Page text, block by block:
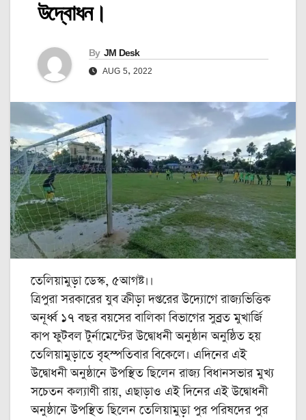
উদ্বোধন।
By JM Desk
AUG 5, 2022
তেলিয়ামুড়া ডেস্ক, ৫আগষ্ট।।
ত্রিপুরা সরকারের যুব ক্রীড়া দপ্তরের উদ্যোগে রাজ্যভিত্তিক
অনূর্ধ্ব ১৭ বছর বয়সের বালিকা বিভাগের সুব্রত মুখার্জি
কাপ ফুটবল টুর্নামেন্টের উদ্বোধনী অনুষ্ঠান অনুষ্ঠিত হয়
তেলিয়ামুড়াতে বৃহস্পতিবার বিকেলে। এদিনের এই
উদ্বোধনী অনুষ্ঠানে উপস্থিত ছিলেন রাজ্য বিধানসভার মুখ্য
সচেতন কল্যাণী রায়, এছাড়াও এই দিনের এই উদ্বোধনী
অনুষ্ঠানে উপস্থিত ছিলেন তেলিয়ামুড়া পুর পরিষদের পুর